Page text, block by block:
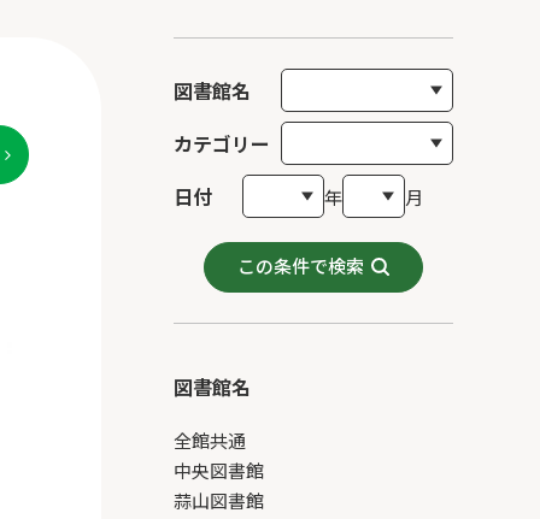
図書館名
カテゴリー
日付
年 月
この条件で検索
図書館名
全館共通
中央図書館
蒜山図書館